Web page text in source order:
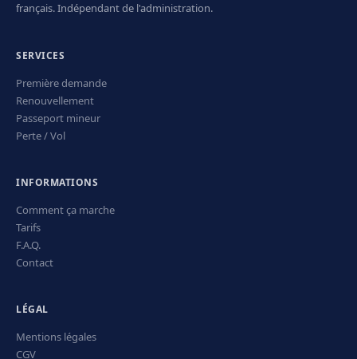
français. Indépendant de l'administration.
SERVICES
Première demande
Renouvellement
Passeport mineur
Perte / Vol
INFORMATIONS
Comment ça marche
Tarifs
F.A.Q.
Contact
LÉGAL
Mentions légales
CGV